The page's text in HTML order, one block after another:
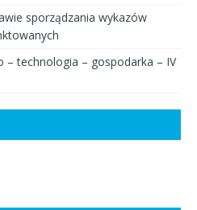
sporządzania wykazów
– technologia – gospodarka – IV